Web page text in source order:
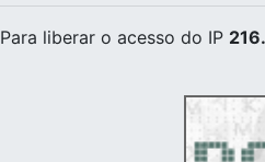
Para liberar o acesso do IP